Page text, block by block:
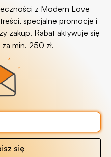
z Modern Love
specjalne promocje i
zakup. Rabat aktywuje się
min. 250 zł.
się